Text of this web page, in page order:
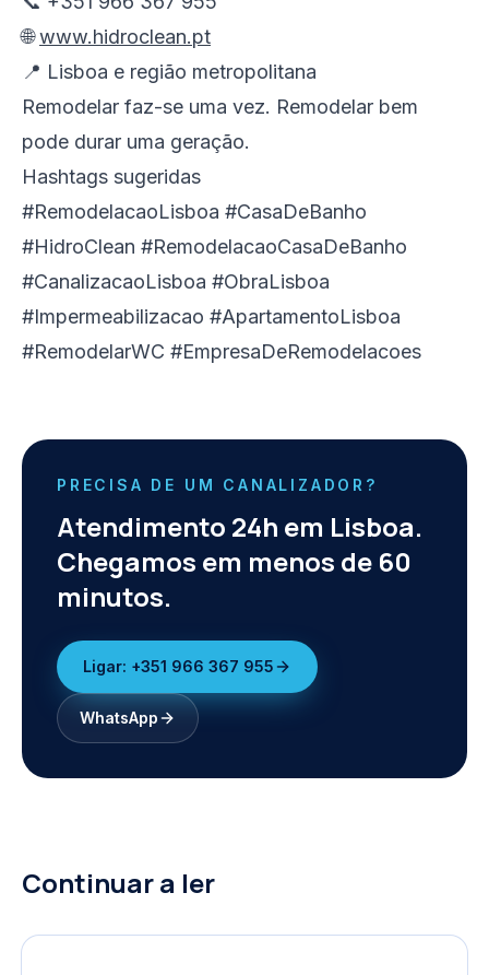
🌐www.hidroclean.pt
📍 Lisboa e região metropolitana
Remodelar faz-se uma vez. Remodelar bem
pode durar uma geração.
Hashtags sugeridas
#RemodelacaoLisboa #CasaDeBanho
#HidroClean #RemodelacaoCasaDeBanho
#CanalizacaoLisboa #ObraLisboa
#Impermeabilizacao #ApartamentoLisboa
#RemodelarWC #EmpresaDeRemodelacoes
PRECISA DE UM CANALIZADOR?
Atendimento 24h em Lisboa.
Chegamos em menos de 60
minutos.
Ligar: +351 966 367 955
WhatsApp
Continuar a ler